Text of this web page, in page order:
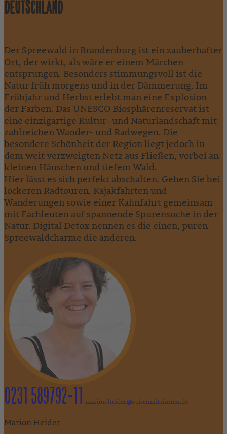
DEUTSCHLAND
Der Spreewald in Brandenburg ist ein zauberhafter
Ort, der wirkt, als wäre er einem Märchen
entsprungen. Besonders stimmungsvoll ist die
Natur früh morgens und in der Dämmerung. Im
Frühjahr und Herbst erlebt man eine Explosion
der Farben. Das UNESCO Biosphärenreservat ist
eine einzigartige Kultur- und Naturlandschaft mit
zahlreichen Wander- und Radwegen. Die
besondere Schönheit der Region liegt jedoch in
dem weit verzweigten Netz aus Fließen, vorbei an
kleinen Häuschen und tiefem Wald.
Hier lässt es sich perfekt abschalten. Gehen Sie bei
lockeren Radtouren, Kajakfahrten und
Wanderungen sowie einer Kahnfahrt gemeinsam
mit Fachleuten auf spannende Spurensuche in der
Natur. Digital Detox nennen es die einen, puren
Spreewaldcharme die anderen.
0231 589792-11 marion.heider@reisenmitsinnen.de
Marion Heider